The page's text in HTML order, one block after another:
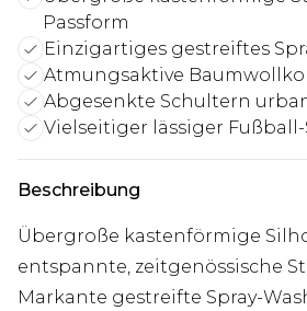
Passform
Einzigartiges gestreiftes
Atmungsaktive
Abgesenkte Schultern
Vielseitiger lässiger Fußball-
Beschreibung
Übergroße kastenförmige
entspannte, zeitgenössische
Markante gestreifte Spray-